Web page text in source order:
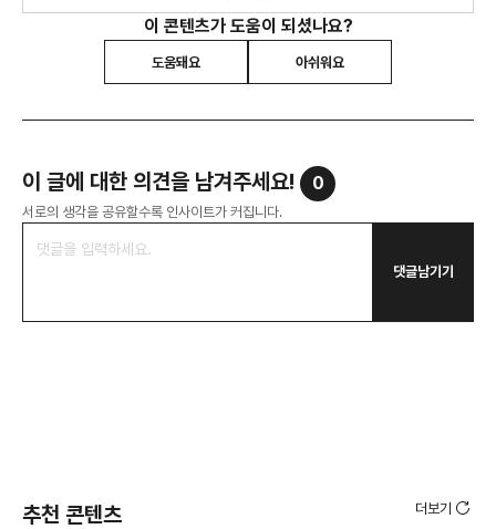
이 콘텐츠가 도움이 되셨나요?
도움돼요 아쉬워요
이 글에 대한 의견을 남겨주세요! 0
서로의 생각을 공유할수록 인사이트가 커집니다.
댓글남기기
추천 콘텐츠 더보기